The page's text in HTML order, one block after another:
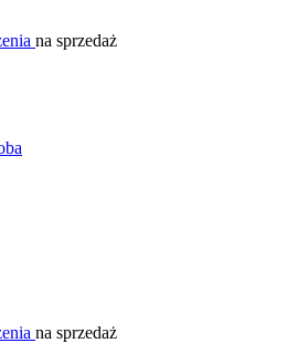
na sprzedaż
na sprzedaż